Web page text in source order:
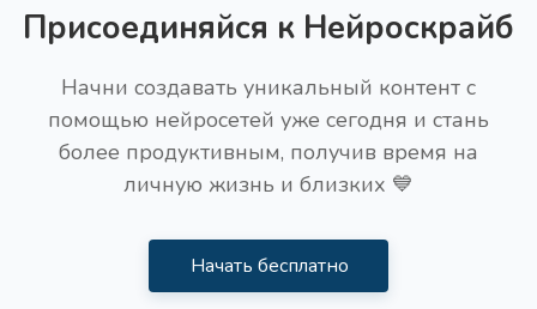
Присоединяйся к Нейроскрайб
Начни создавать уникальный контент с
помощью нейросетей уже сегодня и стань
более продуктивным, получив время на
личную жизнь и близких 💙
Начать бесплатно